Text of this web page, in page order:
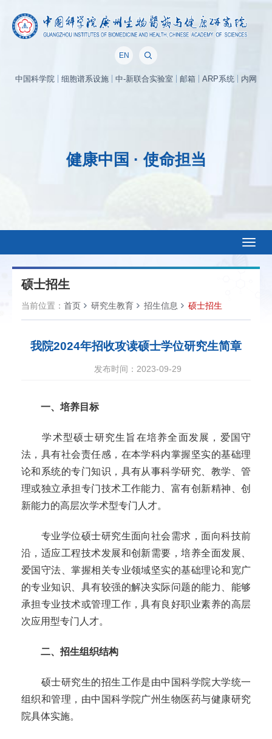
EN
中国科学院 细胞谱系设施 中-新联合实验室 邮箱 ARP系统 内网
健康中国 · 使命担当
硕士招生
当前位置： 首页 研究生教育 招生信息 硕士招生
我院2024年招收攻读硕士学位研究生简章
发布时间：2023-09-29
一、培养目标
学术型硕士研究生旨在培养全面发展，爱国守
法，具有社会责任感，在本学科内掌握坚实的基础理
论和系统的专门知识，具有从事科学研究、教学、管
理或独立承担专门技术工作能力、富有创新精神、创
新能力的高层次学术型专门人才。
专业学位硕士研究生面向社会需求，面向科技前
沿，适应工程技术发展和创新需要，培养全面发展、
爱国守法、掌握相关专业领域坚实的基础理论和宽广
的专业知识、具有较强的解决实际问题的能力、能够
承担专业技术或管理工作，具有良好职业素养的高层
次应用型专门人才。
二、招生组织结构
硕士研究生的招生工作是由中国科学院大学统一
组织和管理，由中国科学院广州生物医药与健康研究
院具体实施。